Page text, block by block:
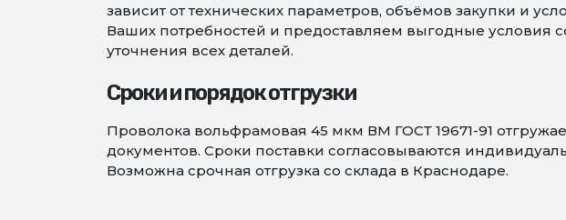
зависит от технических параметров, объёмов закупки и
Ваших потребностей и предоставляем выгодные условия
уточнения всех деталей.
Сроки и порядок отгрузки
Проволока вольфрамовая 45 мкм ВМ ГОСТ 19671-91
документов. Сроки поставки согласовываются
Возможна срочная отгрузка со склада в Краснодаре.